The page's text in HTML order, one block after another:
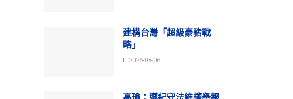
建構台灣「超級豪豬戰
略」
2026-08-06